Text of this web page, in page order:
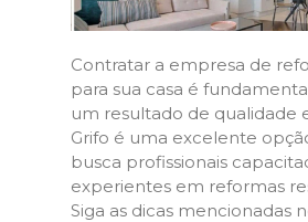
Contratar a empresa de
para sua casa é
um resultado de qualidade
Grifo é uma excelente
busca profissionais
experientes em reformas
Siga as dicas mencionadas